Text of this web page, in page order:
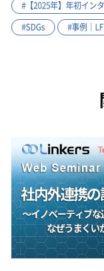
#【2025年】年初イン
#SDGs #事例｜